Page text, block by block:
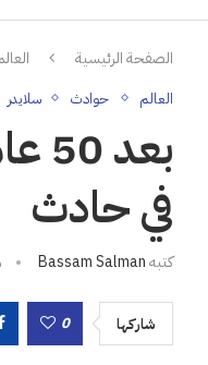
الصفحة الرئيسية
العالم حوادث سلايدر
في حادث
كتبهBassam Salman
شاركها 0